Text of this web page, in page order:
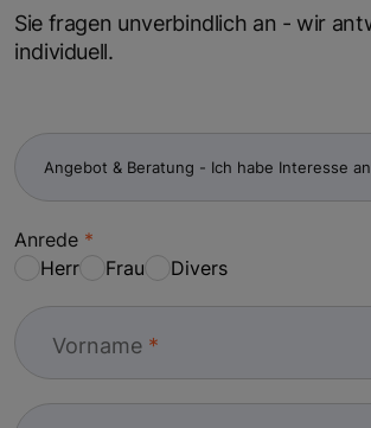
Sie fragen unverbindlich an - wir
individuell.
Anrede
Herr
Frau Divers
Vorname